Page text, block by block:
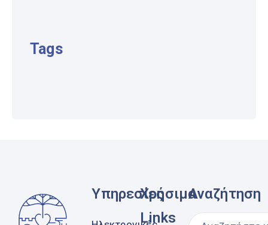
Tags
ΥπηρεσίεςΧρήσιμα
Links
Αναζήτηση